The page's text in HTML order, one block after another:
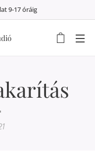
9-17 óráig